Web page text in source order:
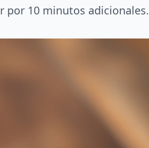
por 10 minutos adicionales.